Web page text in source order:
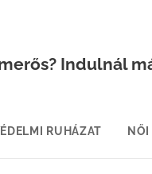
Indulnál
RUHÁZAT NŐI